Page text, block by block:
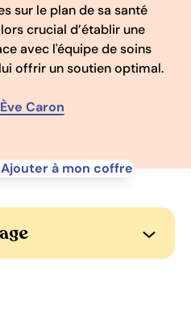
sur le plan de sa santé
crucial d’établir une
avec l'équipe de soins
offrir un soutien optimal.
Caron
Ajouter à mon coffre
Ouvrir